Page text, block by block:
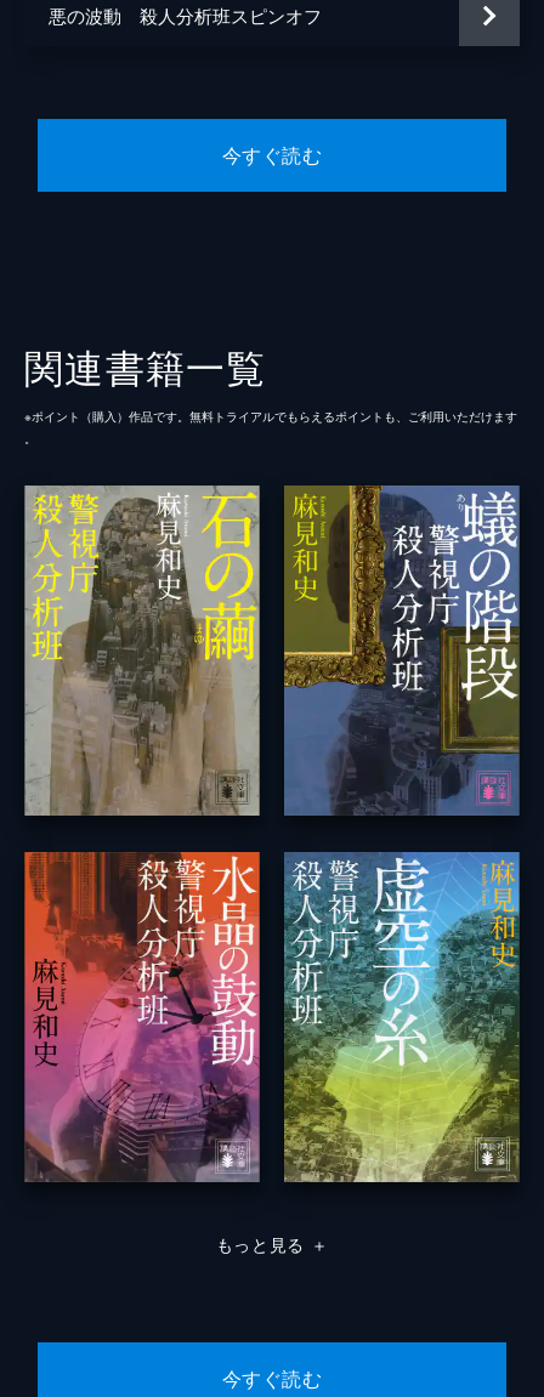
悪の波動 殺人分析班スピンオフ
今すぐ読む
関連書籍一覧
※ポイント（購⼊）作品です。無料トライアルでもらえるポイントも、ご利⽤いただけます
。
もっと見る ＋
今すぐ読む